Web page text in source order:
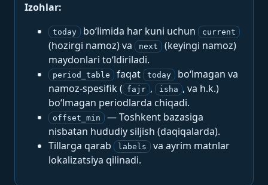
Izohlar:
today bo‘limida har kuni uchun current
(hozirgi namoz) va next
(keyingi namoz)
maydonlari to‘ldiriladi.
period_table faqat today
bo‘lmagan va
namoz-spesifik ( fajr , isha , va h.k.)
bo‘lmagan periodlarda chiqadi.
offset_min
— Toshkent bazasiga
nisbatan hududiy siljish (daqiqalarda).
Tillarga qarab
labels
va ayrim matnlar
lokalizatsiya qilinadi.